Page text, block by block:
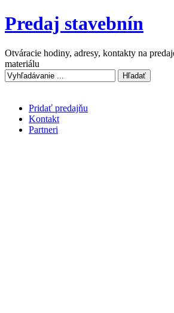
Predaj stavebnín
Otváracie hodiny, adresy, kontakty na
materiálu
Pridať predajňu
Kontakt
Partneri